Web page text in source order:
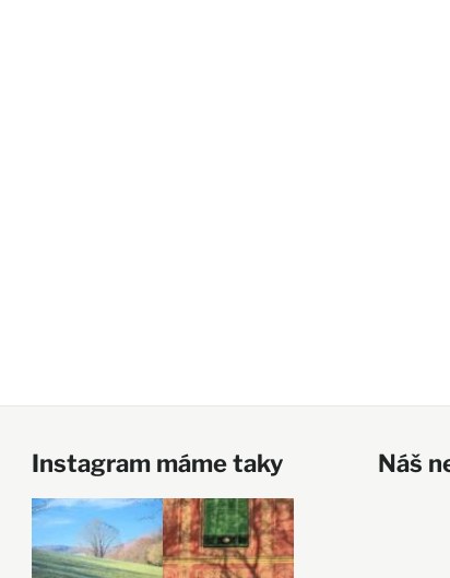
Instagram máme taky Náš